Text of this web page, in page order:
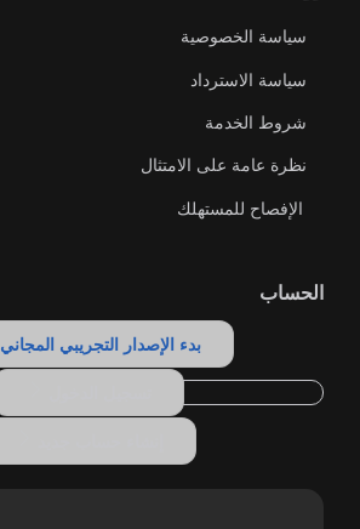
سياسة الخصوصية
سياسة الاسترداد
شروط الخدمة
نظرة عامة على الامتثال
الإفصاح للمستهلك
الحساب
بدء الإصدار التجريبي المجاني